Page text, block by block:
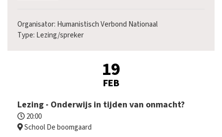
Organisator: Humanistisch Verbond Nationaal
Type: Lezing/spreker
19
FEB
Lezing - Onderwijs in tijden van onmacht?
20:00
School De boomgaard